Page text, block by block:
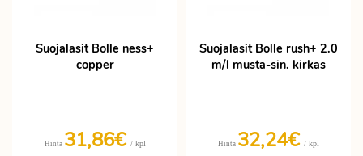
Suojalasit Bolle ness+
copper
Hinta 31,86€ / kpl
Suojalasit Bolle rush+ 2.0
m/l musta-sin. kirkas
Hinta 32,24€ / kpl